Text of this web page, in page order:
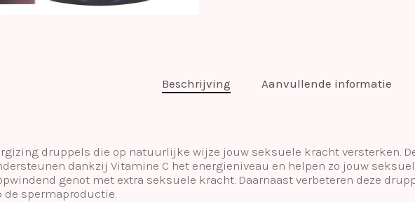
Beschrijving Aanvullende informatie
druppels die op natuurlijke wijze jouw seksuele kracht versterken.
dankzij Vitamine C het energieniveau en helpen zo jouw
genot met extra seksuele kracht. Daarnaast verbeteren deze
de spermaproductie.